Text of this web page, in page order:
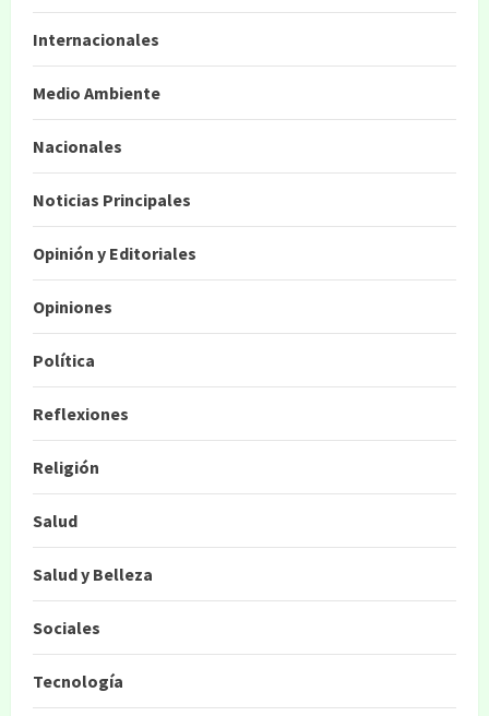
Internacionales
Medio Ambiente
Nacionales
Noticias Principales
Opinión y Editoriales
Opiniones
Política
Reflexiones
Religión
Salud
Salud y Belleza
Sociales
Tecnología